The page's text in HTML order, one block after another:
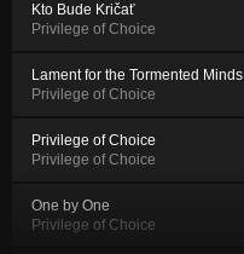
Kto Bude Kričať
Privilege of Choice
Lament for the Tormented Minds
Privilege of Choice
Privilege of Choice
Privilege of Choice
One by One
Privilege of Choice